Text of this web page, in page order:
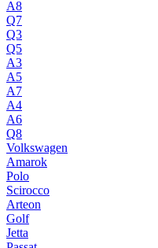
A8
Q7
Q3
Q5
A3
A5
A7
A4
A6
Q8
Volkswagen
Amarok
Polo
Scirocco
Arteon
Golf
Jetta